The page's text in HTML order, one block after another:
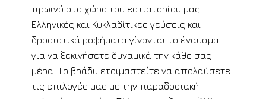
πρωινό στο χώρο του εστιατορίου μας.
Ελληνικές και Κυκλαδίτικες γεύσεις και
δροσιστικά ροφήματα γίνονται το έναυσμα
για να ξεκινήσετε δυναμικά την κάθε σας
μέρα. Το βράδυ ετοιμαστείτε να απολαύσετε
τις επιλογές μας με την παραδοσιακή